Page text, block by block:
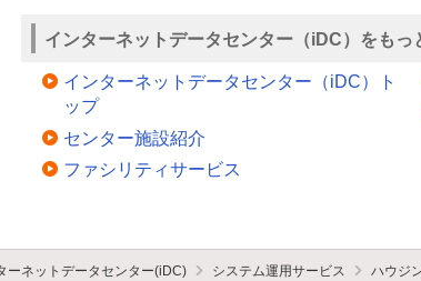
インターネットデータセンター（iDC）をもっ
インターネットデータセンター（iDC）ト
ップ
センター施設紹介
ファシリティサービス
ーネットデータセンター(iDC) システム運用サービス ハウジ